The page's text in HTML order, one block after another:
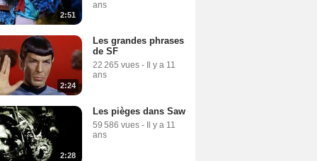
2:51
ans
2:24
Les grandes phrases
de SF
22 265 vues -
Il y a 11
ans
2:28
Les pièges dans Saw
59 586 vues - Il y a 11
ans